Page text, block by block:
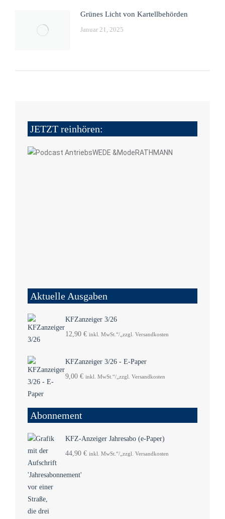
Grünes Licht von Kartellbehörden
Januar 21, 2025
JETZT reinhören:
Aktuelle Ausgaben
KFZanzeiger 3/26
12,90 € inkl. MwSt.“/„zzgl. Versandkosten
KFZanzeiger 3/26 - E-Paper
9,00 € inkl. MwSt.“/„zzgl. Versandkosten
Abonnement
KFZ-Anzeiger Jahresabo (e-Paper)
44,90 € inkl. MwSt.“/„zzgl. Versandkosten